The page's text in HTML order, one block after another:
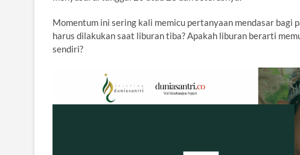
Momentum ini sering kali memicu pertanyaan mendasar bagi
harus dilakukan saat liburan tiba? Apakah liburan berarti
sendiri?